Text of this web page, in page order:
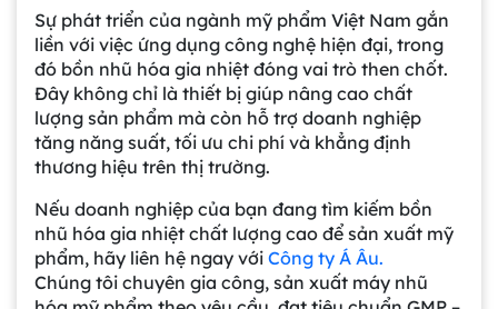
Sự phát triển của ngành mỹ phẩm Việt Nam gắn
liền với việc ứng dụng công nghệ hiện đại, trong
đó bồn nhũ hóa gia nhiệt đóng vai trò then chốt.
Đây không chỉ là thiết bị giúp nâng cao chất
lượng sản phẩm mà còn hỗ trợ doanh nghiệp
tăng năng suất, tối ưu chi phí và khẳng định
thương hiệu trên thị trường.
Nếu doanh nghiệp của bạn đang tìm kiếm bồn
nhũ hóa gia nhiệt chất lượng cao để sản xuất mỹ
phẩm, hãy liên hệ ngay với Công ty Á Âu.
Chúng tôi chuyên gia công, sản xuất máy nhũ
Gia công bồn khuấy, silo chứa nguyên liệu
tại công ty Á Âu
Bồn khuấy công nghiệp là gì? Ứng dụng, cấu
tạo và cách chọn mua hiệu quả
Bồn Khuấy Phụ Gia Sơn - Giải Pháp Tối Ưu
Cho Ngành Sơn Phủ
Dự án máy khuấy trộn bồn bể công nghiệp